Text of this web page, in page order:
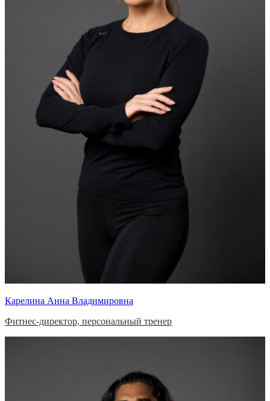
Карелина Анна Владимировна
Фитнес-директор, персональный тренер